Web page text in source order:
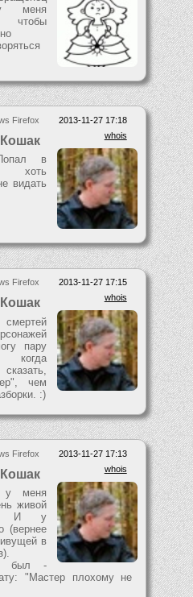
меня
чтобы
2013-11-27 17:18
Firefox
whois
Кошак
в
хоть
видать
2013-11-27 17:15
Firefox
whois
Кошак
пару
когда
чем
:)
2013-11-27 17:13
Firefox
whois
Кошак
у меня
живой
И у
(вернее
в
был -
"Мастер плохому не